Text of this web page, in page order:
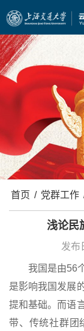
首页 / 党群工作
浅论民
发布
我国是由56
是影响我国发展
提和基础。而语
带、传统社群团